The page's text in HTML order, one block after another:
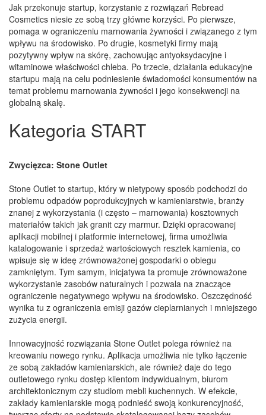
Jak przekonuje startup, korzystanie z rozwiązań Rebread
Cosmetics niesie ze sobą trzy główne korzyści. Po pierwsze,
pomaga w ograniczeniu marnowania żywności i związanego z tym
wpływu na środowisko. Po drugie, kosmetyki firmy mają
pozytywny wpływ na skórę, zachowując antyoksydacyjne i
witaminowe właściwości chleba. Po trzecie, działania edukacyjne
startupu mają na celu podniesienie świadomości konsumentów na
temat problemu marnowania żywności i jego konsekwencji na
globalną skalę.
Kategoria START
Zwycięzca: Stone Outlet
Stone Outlet to startup, który w nietypowy sposób podchodzi do
problemu odpadów poprodukcyjnych w kamieniarstwie, branży
znanej z wykorzystania (i często – marnowania) kosztownych
materiałów takich jak granit czy marmur. Dzięki opracowanej
aplikacji mobilnej i platformie internetowej, firma umożliwia
katalogowanie i sprzedaż wartościowych resztek kamienia, co
wpisuje się w ideę zrównoważonej gospodarki o obiegu
zamkniętym. Tym samym, inicjatywa ta promuje zrównoważone
wykorzystanie zasobów naturalnych i pozwala na znaczące
ograniczenie negatywnego wpływu na środowisko. Oszczędność
wynika tu z ograniczenia emisji gazów cieplarnianych i mniejszego
zużycia energii.
Innowacyjność rozwiązania Stone Outlet polega również na
kreowaniu nowego rynku. Aplikacja umożliwia nie tylko łączenie
ze sobą zakładów kamieniarskich, ale również daje do tego
outletowego rynku dostęp klientom indywidualnym, biurom
architektonicznym czy studiom mebli kuchennych. W efekcie,
zakłady kamieniarskie mogą podnieść swoją konkurencyjność,